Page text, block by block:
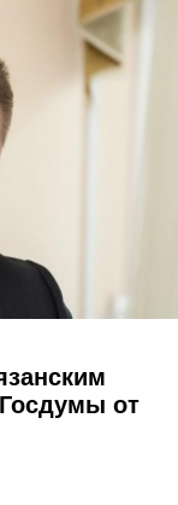
Госдумы от